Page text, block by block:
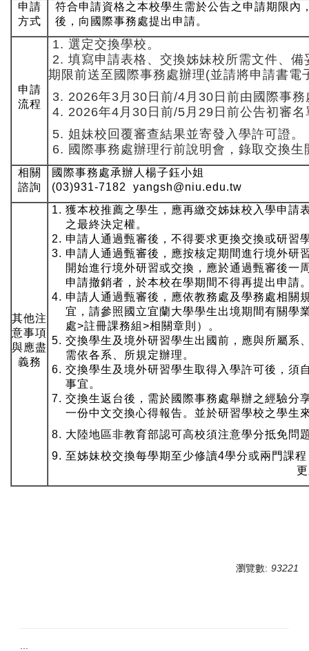
申請
方式
符合申請資格之本校學生需於公告之申請期限內
後，向國際事務處提出申請。
申請
流程
1. 選定交換學校。
2. 填寫申請表格、交換姊妹校所需文件、
期限前送至國際事務處辦理(並請將申請書電
3. 2026年3月30日前/4月30日前由國際事務
4. 2026年4月30日前/5月29日前公告初審名
5. 姐妹校回覆審查結果並寄發入學許可證。
6. 國際事務處辦理行前說明會，錄取交換
相關
諮詢
國際事務處承辦人楊子鈺小姐
(03)931-7182 yangsh@niu.edu.tw
其他注
意事項
與應盡
義務
1. 獲本校推薦之學生，應再繳交姊妹校入學申請
之最終決定權。
2. 申請人通過甄審後，不得要求更換交換或研習
3. 申請人通過甄審後，應按核定期間進行境外研
開始進行境外研習或交換，應於通過甄審後一
申請撤銷者，於本校在學期間不得再提出申請
4. 申請人通過甄審後，應依教務處及學務處相關
宜，請參照國立宜蘭大學學生出境期間有關學
處>註冊課務組>相關章則）。
5. 交換學生及境外研習學生出國前，應與所屬系
需依各系、所規定辦理。
6. 交換學生及境外研習學生取得入學許可後，須
事宜。
7. 交換生返台後，需於國際事務處舉辦之經驗分
一份中文交換心得報告。並於研習學校之學生
8. 大陸地區非教育部認可高校須注意學分抵免問
9. 至姊妹校交換每學期至少修讀4學分或兩門課
更新日期：115
瀏覽數: 93221